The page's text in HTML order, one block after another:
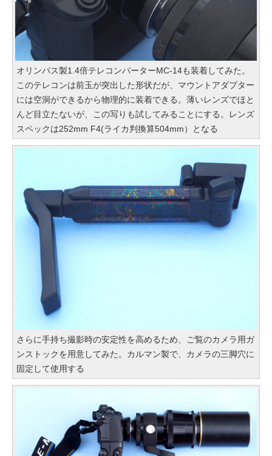
オリンパス製1.4倍テレコンバーターMC-14も装着してみた。
このテレコンは前玉が突出した形状だが、マウントアダプター
には空洞ができるから物理的に装着できる。薄いレンズでほと
んど目立たないが、この写りも試してみることにする。レンズ
スペックは252mm F4(ライカ判換算504mm）となる
さらに手持ち撮影時の安定性を高めるため、ご覧のカメラ用ガ
ンストックを用意してみた。カルマン製で、カメラの三脚穴に
固定して使用する